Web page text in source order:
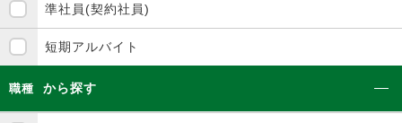
準社員(契約社員)
短期アルバイト
職種 から探す